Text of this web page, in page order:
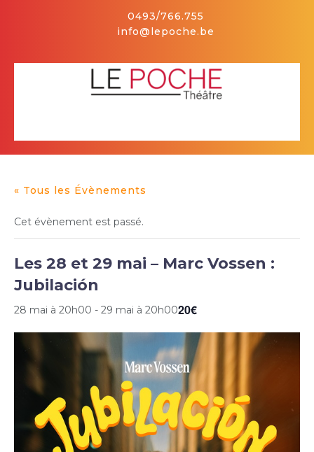
0493/766.755
info@lepoche.be
Button
« Tous les Évènements
Cet évènement est passé.
Les 28 et 29 mai – Marc Vossen :
Jubilación
28 mai à 20h00 - 29 mai à 20h0020€